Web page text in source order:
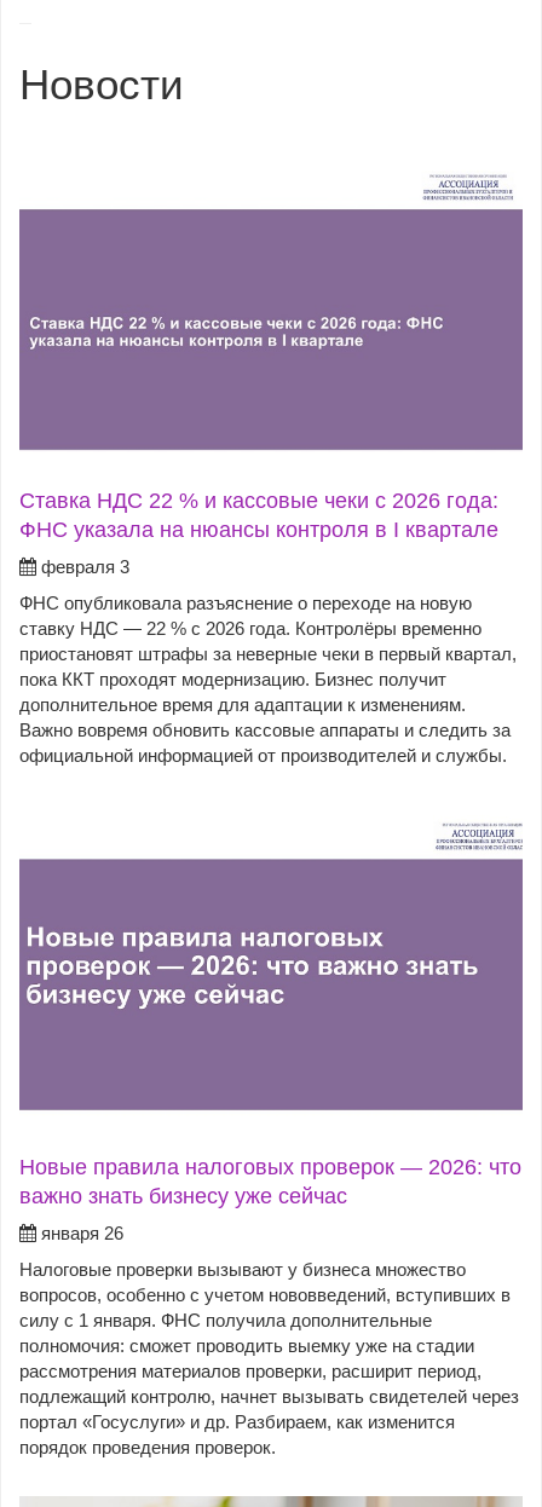
Новости
Ставка НДС 22 % и кассовые чеки с 2026 года:
ФНС указала на нюансы контроля в I квартале
февраля 3
ФНС опубликовала разъяснение о переходе на новую
ставку НДС — 22 % с 2026 года. Контролёры временно
приостановят штрафы за неверные чеки в первый квартал,
пока ККТ проходят модернизацию. Бизнес получит
дополнительное время для адаптации к изменениям.
Важно вовремя обновить кассовые аппараты и следить за
официальной информацией от производителей и службы.
Новые правила налоговых проверок — 2026: что
важно знать бизнесу уже сейчас
января 26
Налоговые проверки вызывают у бизнеса множество
вопросов, особенно с учетом нововведений, вступивших в
силу с 1 января. ФНС получила дополнительные
полномочия: сможет проводить выемку уже на стадии
рассмотрения материалов проверки, расширит период,
подлежащий контролю, начнет вызывать свидетелей через
портал «Госуслуги» и др. Разбираем, как изменится
порядок проведения проверок.